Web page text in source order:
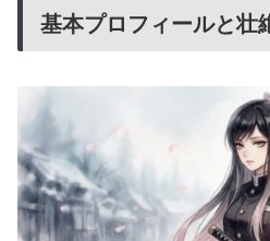
基本プロフィールと壮